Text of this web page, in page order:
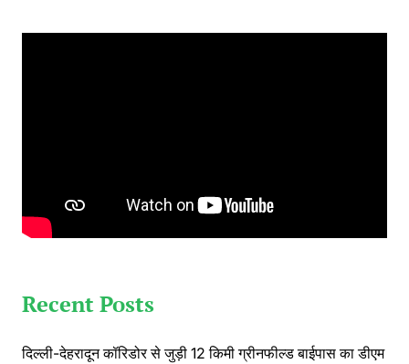
Recent Posts
दिल्ली-देहरादून कॉरिडोर से जुड़ी 12 किमी ग्रीनफील्ड बाईपास का डीएम